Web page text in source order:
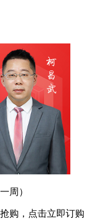
周）
购，点击立即订购